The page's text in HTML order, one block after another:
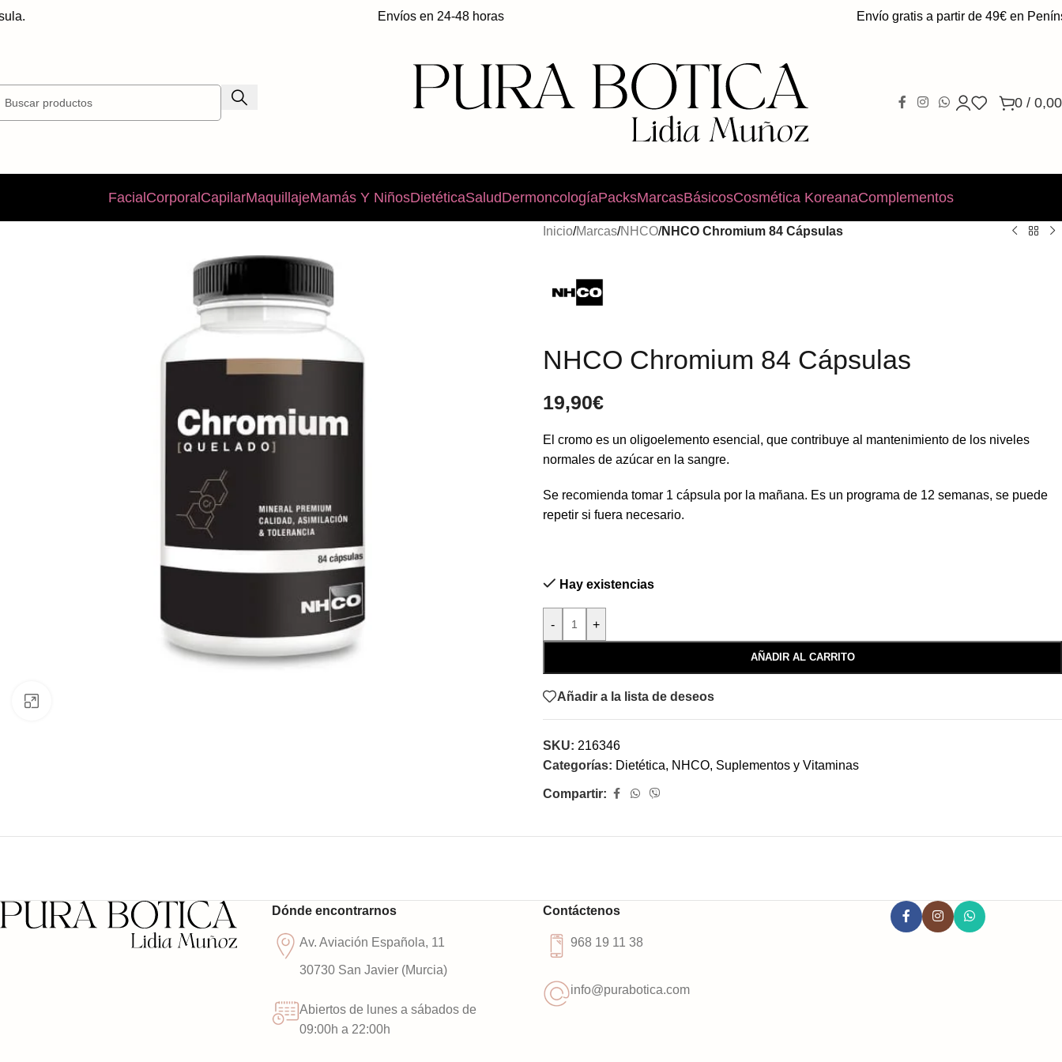
Envíos en 24-48 horas Envío gratis a partir de 49€ en
0 / 0,00
FacialCorporalCapilarMaquillajeMamás Y NiñosDietéticaSaludDermoncologíaPacksMarcasBásicosCosmética KoreanaComplementos
Inicio/Marcas/NHCO/NHCO Chromium 84 Cápsulas
NHCO Chromium 84 Cápsulas
19,90€
El cromo es un oligoelemento esencial, que contribuye al mantenimiento de los niveles
normales de azúcar en la sangre.
Se recomienda tomar 1 cápsula por la mañana. Es un programa de 12 semanas, se puede
repetir si fuera necesario.
Hay existencias
- +
AÑADIR AL CARRITO
Añadir a la lista de deseos
SKU: 216346
Categorías: Dietética, NHCO, Suplementos y Vitaminas
Compartir:
Dónde encontrarnos
Av. Aviación Española, 11
30730 San Javier (Murcia)
Abiertos de lunes a sábados de
09:00h a 22:00h
Contáctenos
968 19 11 38
info@purabotica.com